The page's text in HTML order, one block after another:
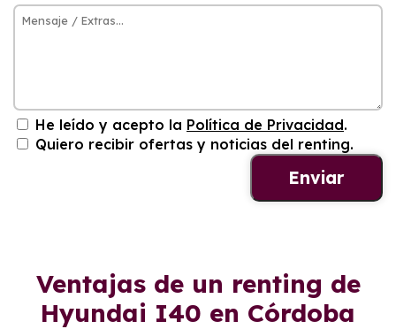
He leído y acepto la Política de Privacidad.
Quiero recibir ofertas y noticias del renting.
Ventajas de un renting de
Hyundai I40 en Córdoba